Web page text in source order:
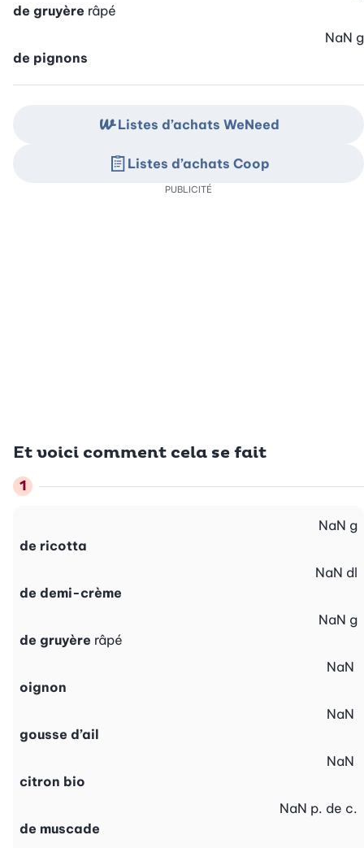
de gruyère râpé
de pignons
NaN g
Et voici comment cela se fait
de ricotta
NaN g
de demi-crème
NaN dl
de gruyère râpé
NaN g
oignon
NaN
gousse d’ail
NaN
citron bio
NaN
de muscade
NaN p. de c.
Listes d’achats WeNeed
Listes d’achats Coop
PUBLICITÉ